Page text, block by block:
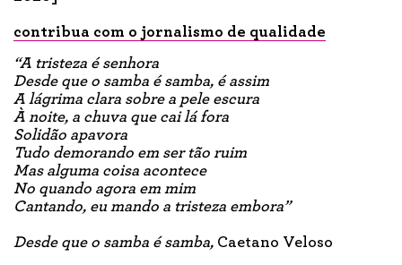
contribua com o jornalismo de qualidade
“A tristeza é senhora
Desde que o samba é samba, é assim
A lágrima clara sobre a pele escura
À noite, a chuva que cai lá fora
Solidão apavora
Tudo demorando em ser tão ruim
Mas alguma coisa acontece
No quando agora em mim
Cantando, eu mando a tristeza embora”
Desde que o samba é samba, Caetano Veloso